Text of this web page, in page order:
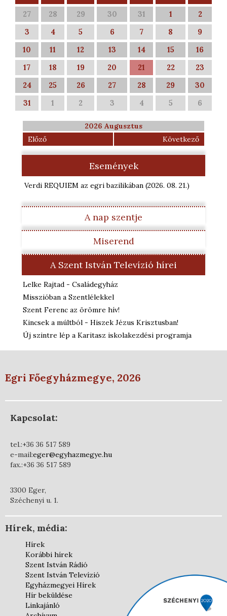
27 28 29 30 31 1
2
3
4 5 6 7 8
9
10
11 12 13 14 15
16
17
18 19 20 21 22
23
24
25 26 27 28 29
30
31
1 2 3 4 5 6
2026 Augusztus
Előző
Következő
Események
Verdi REQUIEM az egri bazilikában (2026. 08. 21.)
A nap szentje
Miserend
A Szent István Televízió hírei
Lelke Rajtad - Családegyház
Misszióban a Szentlélekkel
Szent Ferenc az örömre hív!
Kincsek a múltból - Hiszek Jézus Krisztusban!
Új szintre lép a Karitasz iskolakezdési programja
Egri Főegyházmegye, 2026
Kapcsolat:
tel.:+36 36 517 589
e-mail:eger@egyhazmegye.hu
fax.:+36 36 517 589
3300 Eger,
Széchenyi u. 1.
Hírek, média:
Hírek
Korábbi hírek
Szent István Rádió
Szent István Televízió
Egyházmegyei Hírek
Hír beküldése
Linkajánló